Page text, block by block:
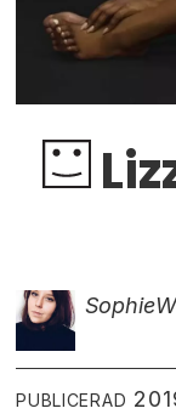
Sophie
PUBLICERAD